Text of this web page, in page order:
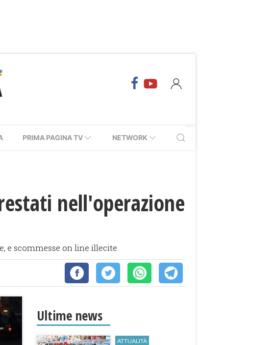
PRIMA PAGINA TV NETWORK
nell'operazione
e scommesse on line illecite
Ultime news
ATTUALITÀ